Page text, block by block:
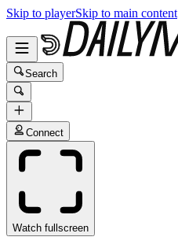
Skip to playerSkip to main content
Search
Connect
Watch fullscreen